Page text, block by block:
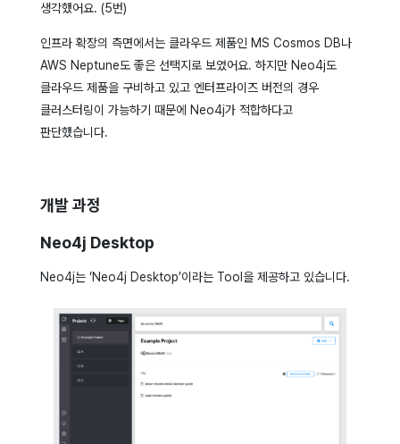
생각했어요. (5번)
인프라 확장의 측면에서는 클라우드 제품인 MS Cosmos DB나
AWS Neptune도 좋은 선택지로 보였어요. 하지만 Neo4j도
클라우드 제품을 구비하고 있고 엔터프라이즈 버전의 경우
클러스터링이 가능하기 때문에 Neo4j가 적합하다고
판단했습니다.
개발 과정
Neo4j Desktop
Neo4j는 ‘Neo4j Desktop’이라는 Tool을 제공하고 있습니다.